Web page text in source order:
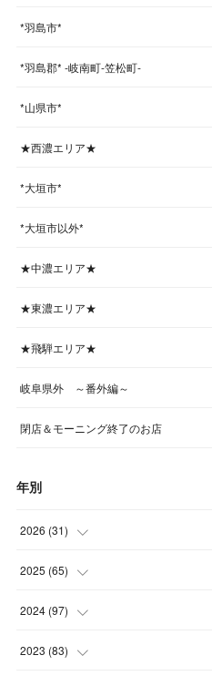
*羽島市*
*羽島郡* -岐南町-笠松町-
*山県市*
★西濃エリア★
*大垣市*
*大垣市以外*
★中濃エリア★
★東濃エリア★
★飛騨エリア★
岐阜県外 ～番外編～
閉店＆モーニング終了のお店
年別
2026 (31)
(4
(4
(5
2025 (65)
(5
(6
2024 (97)
(5
2023 (83)